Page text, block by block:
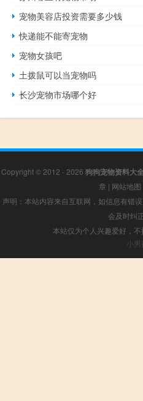
宠物美容店投资需要多少钱
快递能不能寄宠物
宠物女孩吧
土拨鼠可以当宠物吗
长沙宠物市场哪个好
Copyright © 2012 - 2026 狗狗宠物资料大
章 | 网站地图
声明：本站内容来自互联网，如信息有错
会及时纠
本站仅为个人兴趣爱好，
小男